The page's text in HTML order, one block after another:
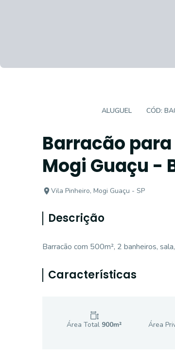
ALUGUEL CÓD:
Barracão
Mogi Guaçu -
Vila Pinheiro, Mogi Guaçu - SP
Descrição
Barracão com 500m², 2 banheiros,
Características
Área Total 900m² Área